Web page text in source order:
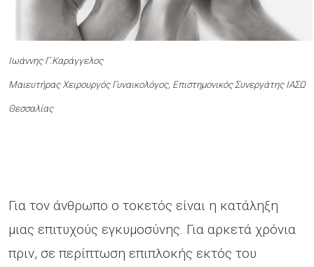
Ιωάννης Γ.Καράγγελος
Μαιευτήρας Χειρουργός Γυναικολόγος, Επιστημονικός Συνεργάτης ΙΑΣΩ
Θεσσαλίας
Για τον άνθρωπο ο τοκετός είναι η κατάληξη
μιας επιτυχούς εγκυμοσύνης. Για αρκετά χρόνια
πριν, σε περίπτωση επιπλοκής εκτός του